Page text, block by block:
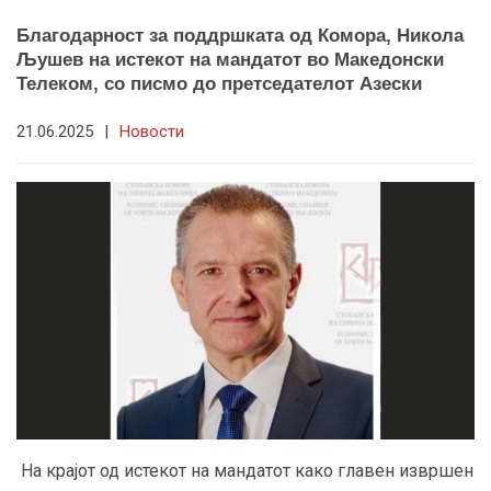
Благодарност за поддршката од Комора, Никола
Љушев на истекот на мандатот во Македонски
Телеком, со писмо до претседателот Азески
21.06.2025 | Новости
На крајот од истекот на мандатот како главен извршен